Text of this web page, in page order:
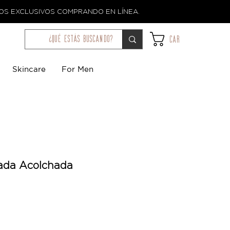
EXCLUSIVOS COMPRANDO EN LÍNEA.
¿qué estás buscando? Car
Skincare For Men
Acolchada